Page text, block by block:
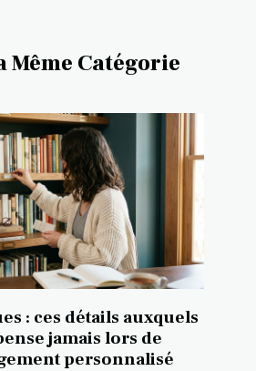
Même Catégorie
: ces détails auxquels
jamais lors de
personnalisé